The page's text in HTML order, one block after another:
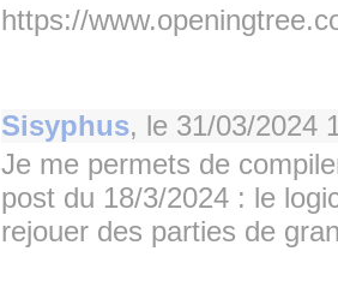
https://
Sisyphus, le 31/03/2024
Je me permets de
post du 18/3/2024 : le
rejouer des parties de